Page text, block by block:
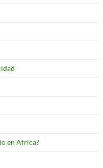
en Africa?